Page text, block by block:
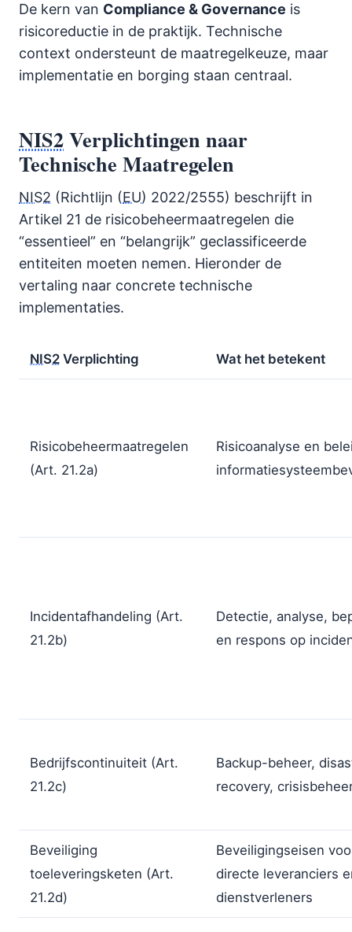
De kern van Compliance & Governance is
risicoreductie in de praktijk. Technische
context ondersteunt de maatregelkeuze, maar
implementatie en borging staan centraal.
NIS2Verplichtingen naar
Technische Maatregelen
NIS2 (Richtlijn (EU) 2022/2555) beschrijft in
Artikel 21 de risicobeheermaatregelen die
“essentieel” en “belangrijk” geclassificeerde
entiteiten moeten nemen. Hieronder de
vertaling naar concrete technische
implementaties.
NIS2 Verplichting Wat het betekent
Risicobeheermaatregelen
(Art. 21.2a)
Risicoanalyse en
Incidentafhandeling (Art.
21.2b)
Detectie, analyse,
en respons op
Bedrijfscontinuiteit (Art.
21.2c)
Backup-beheer,
recovery,
Beveiliging
toeleveringsketen (Art.
21.2d)
Beveiligingseisen
directe leveranciers
dienstverleners